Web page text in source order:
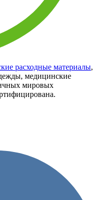
расходные материалы,
медицинские
мировых